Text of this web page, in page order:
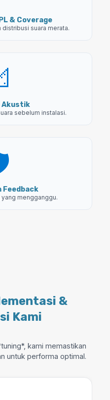
& Coverage
suara merata.
Akustik
sebelum instalasi.
Feedback
mengganggu.
&
Kami
kami memastikan
untuk performa optimal.